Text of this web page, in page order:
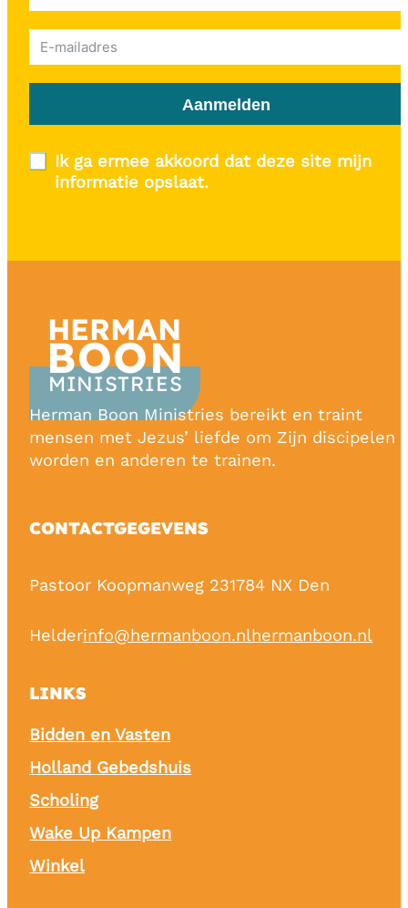
Aanmelden
Ik ga ermee akkoord dat deze site mijn
informatie opslaat.
MINISTRIES
BOON
HERMAN
Herman Boon Ministries bereikt en traint
mensen met Jezus’ liefde om Zijn discipelen
worden en anderen te trainen.
CONTACTGEGEVENS
Pastoor Koopmanweg 231784 NX Den
Helderinfo@hermanboon.nlhermanboon.nl
LINKS
Bidden en Vasten
Holland Gebedshuis
Scholing
Wake Up Kampen
Winkel